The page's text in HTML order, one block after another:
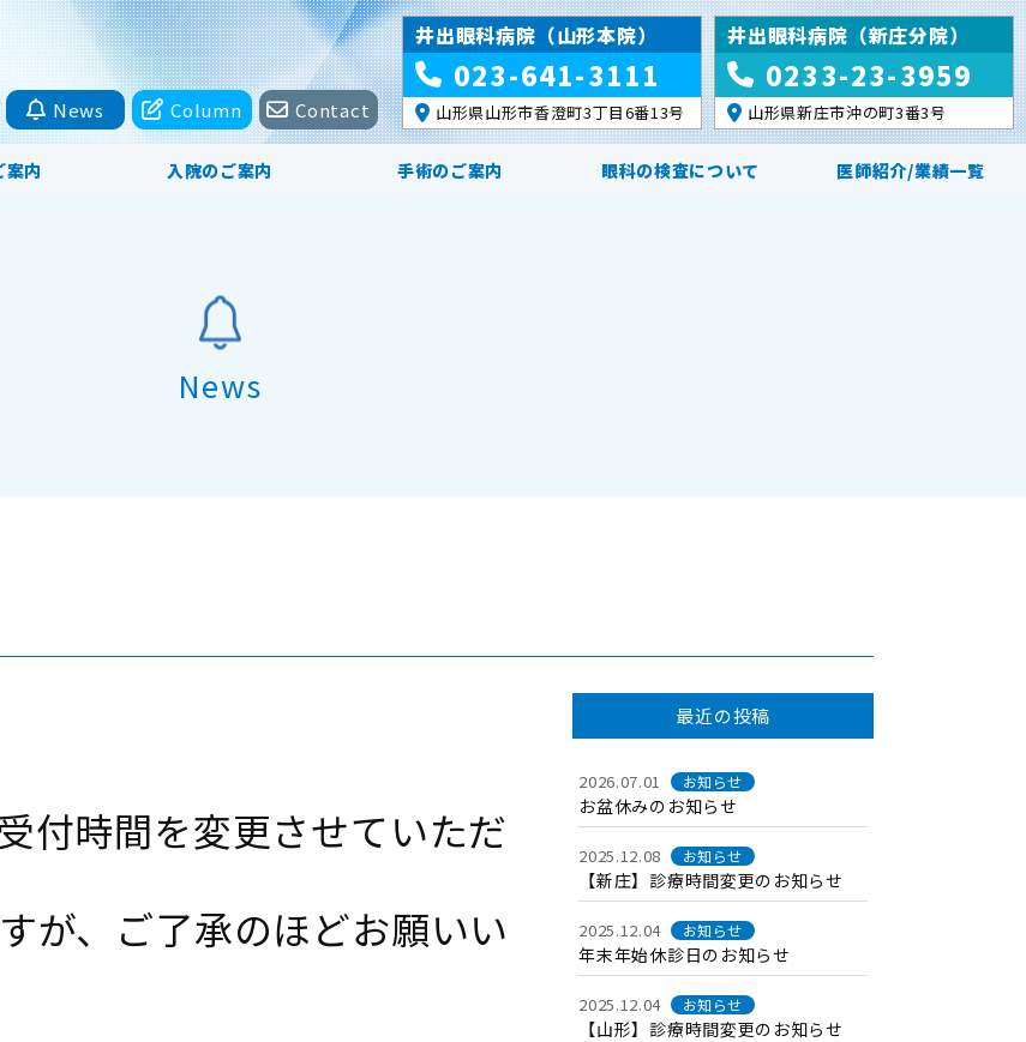
News Column Contact
井出眼科病院（山形本院）
023-641-3111
山形県山形市香澄町3丁目6番13号
井出眼科病院（新庄分院）
0233-23-3959
山形県新庄市沖の町3番3号
案内 入院のご案内 手術のご案内 眼科の検査について 医師紹介/業績一覧
News
付時間を変更させていただ
が、ご了承のほどお願いい
最近の投稿
2026.07.01 お知らせ
お盆休みのお知らせ
2025.12.08 お知らせ
【新庄】診療時間変更のお知らせ
2025.12.04 お知らせ
年末年始休診日のお知らせ
2025.12.04 お知らせ
【山形】診療時間変更のお知らせ